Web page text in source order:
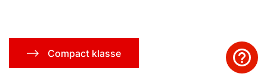
Compact klasse